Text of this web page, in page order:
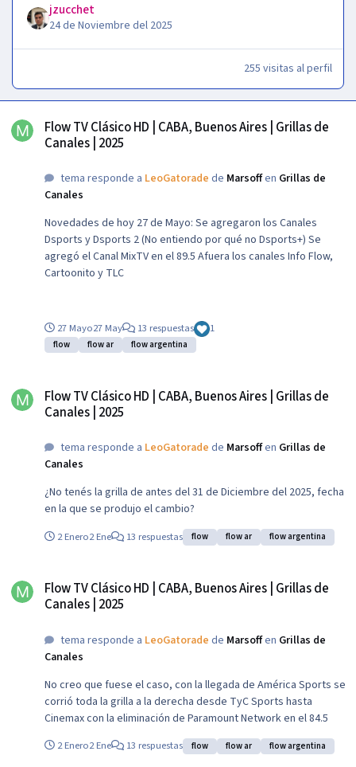
jzucchet
24 de Noviembre del 2025
255 visitas al perfil
Flow TV Clásico HD | CABA, Buenos Aires | Grillas de
Canales | 2025
tema responde a LeoGatorade de Marsoffen Grillas de
Canales
Novedades de hoy 27 de Mayo: Se agregaron los Canales
Dsports y Dsports 2 (No entiendo por qué no Dsports+) Se
agregó el Canal MixTV en el 89.5 Afuera los canales Info Flow,
Cartoonito y TLC
27 Mayo27 May 13 respuestas 1
flow flow ar flow argentina
Flow TV Clásico HD | CABA, Buenos Aires | Grillas de
Canales | 2025
tema responde a LeoGatorade de Marsoffen Grillas de
Canales
¿No tenés la grilla de antes del 31 de Diciembre del 2025, fecha
en la que se produjo el cambio?
2 Enero2 Ene 13 respuestas flow flow ar flow argentina
Flow TV Clásico HD | CABA, Buenos Aires | Grillas de
Canales | 2025
tema responde a LeoGatorade de Marsoffen Grillas de
Canales
No creo que fuese el caso, con la llegada de América Sports se
corrió toda la grilla a la derecha desde TyC Sports hasta
Cinemax con la eliminación de Paramount Network en el 84.5
2 Enero2 Ene 13 respuestas flow flow ar flow argentina